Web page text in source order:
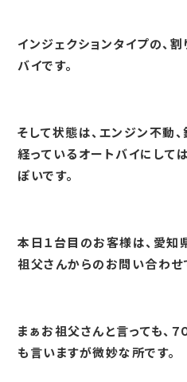
インジェクションタイプの、
バイです。
そして状態は、エンジン不動
経っているオートバイにして
ぽいです。
本日１台目のお客様は、愛知
祖父さんからのお問い合わせ
まぁお祖父さんと言っても、
も言いますが微妙な所です。